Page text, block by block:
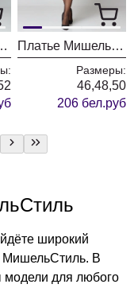
1234 темно синий Платье МишельСтиль 1231 темно синий
Размеры:
46,48,50
206 бел.руб
широкий
МишельСтиль. В
модели для любого